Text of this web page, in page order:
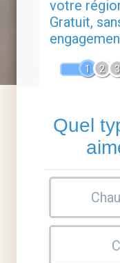
votre
Gratuit,
1 2 3
Quel